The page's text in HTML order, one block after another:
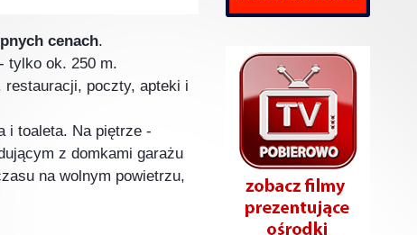
cenach.
tylko ok. 250 m.
restauracji, poczty, apteki i
i toaleta. Na piętrze -
z domkami garażu
na wolnym powietrzu,